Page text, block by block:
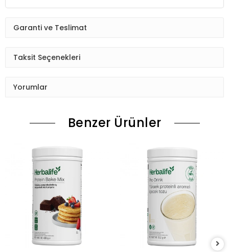
Garanti ve Teslimat
Taksit Seçenekleri
Yorumlar
Benzer Ürünler